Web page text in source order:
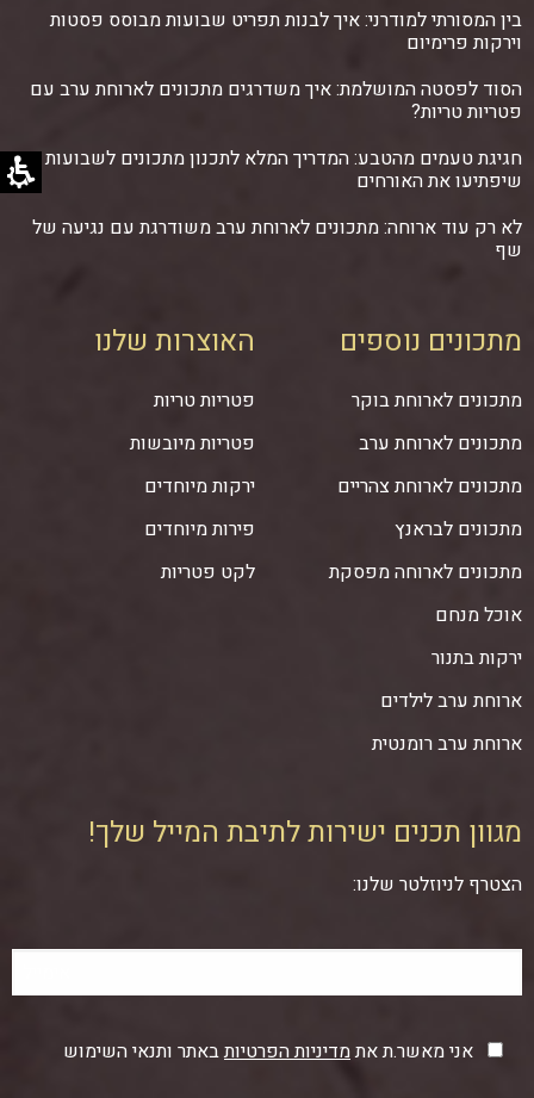
בין המסורתי למודרני: איך לבנות תפריט שבועות מבוסס פסטות
וירקות פרימיום
הסוד לפסטה המושלמת: איך משדרגים מתכונים לארוחת ערב עם
פטריות טריות?
חגיגת טעמים מהטבע: המדריך המלא לתכנון מתכונים לשבועות
שיפתיעו את האורחים
לא רק עוד ארוחה: מתכונים לארוחת ערב משודרגת עם נגיעה של
שף
מתכונים נוספים
מתכונים לארוחת בוקר
מתכונים לארוחת ערב
מתכונים לארוחת צהריים
מתכונים לבראנץ
מתכונים לארוחה מפסקת
אוכל מנחם
ירקות בתנור
ארוחת ערב לילדים
ארוחת ערב רומנטית
האוצרות שלנו
פטריות טריות
פטריות מיובשות
ירקות מיוחדים
פירות מיוחדים
לקט פטריות
מגוון תכנים ישירות לתיבת המייל שלך!
הצטרף לניוזלטר שלנו:
אני מאשר.ת אתמדיניות הפרטיותבאתר ותנאי השימוש